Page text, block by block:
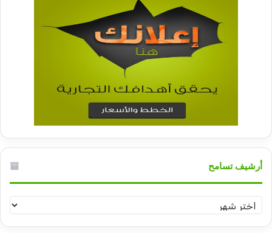
أرشيف تسامح
أرشيف
تسامح